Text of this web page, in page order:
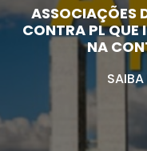
ASSOCIAÇÕES
CONTRA PL QUE
NA